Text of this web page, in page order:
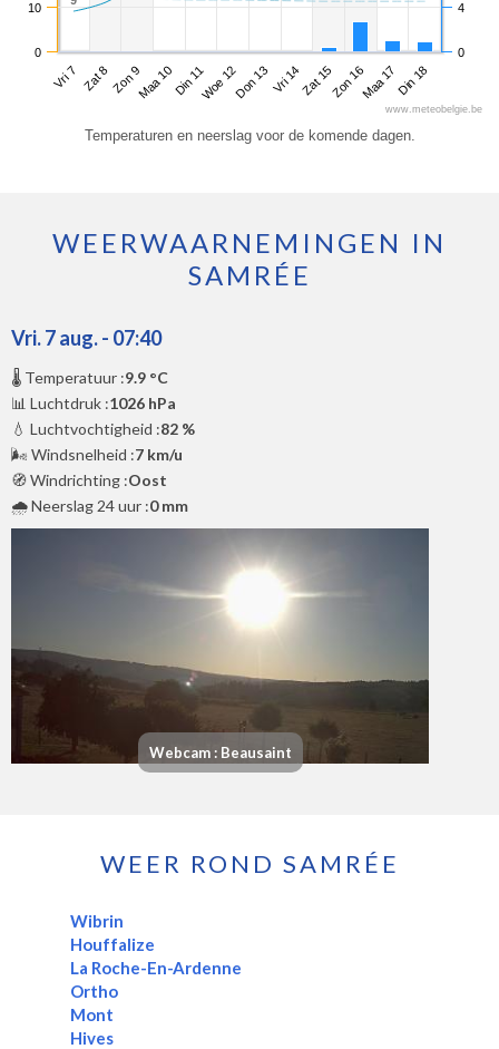
Vri 7 Zat 8Zon 9Maa 10Din 11Woe 12Don 13Vri 14Zat 15Zon 16Maa 17Din 18
0
10
0
4
www.meteobelgie.be
Temperaturen en neerslag voor de komende dagen.
WEERWAARNEMINGEN IN
SAMRÉE
Vri. 7 aug. - 07:40
🌡️ Temperatuur :9.9 °C
📊 Luchtdruk :1026 hPa
💧 Luchtvochtigheid :82 %
🌬️ Windsnelheid :7 km/u
🧭 Windrichting :Oost
🌧️ Neerslag 24 uur :0 mm
Webcam : Beausaint
WEER ROND SAMRÉE
Wibrin
Houffalize
La Roche-En-Ardenne
Ortho
Mont
Hives